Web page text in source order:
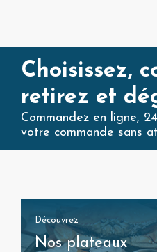
Choisissez,
retirez et
Commandez en ligne,
votre commande sans
Découvrez
Nos plateaux